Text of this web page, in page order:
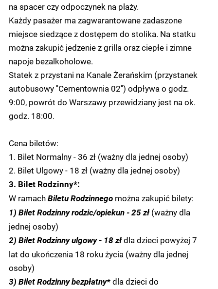
na spacer czy odpoczynek na plaży.
Każdy pasażer ma zagwarantowane zadaszone
miejsce siedzące z dostępem do stolika. Na statku
można zakupić jedzenie z grilla oraz ciepłe i zimne
napoje bezalkoholowe.
Statek z przystani na Kanale Żerańskim (przystanek
autobusowy ''Cementownia 02'') odpływa o godz.
9:00, powrót do Warszawy przewidziany jest na ok.
godz. 18:00.
Cena biletów:
1. Bilet Normalny - 36 zł (ważny dla jednej osoby)
2. Bilet Ulgowy - 18 zł (ważny dla jednej osoby)
3. Bilet Rodzinny*:
W ramachBiletu Rodzinnego można zakupić bilety:
1) Bilet Rodzinny rodzic/opiekun - 25 zł(ważny dla
jednej osoby)
2) Bilet Rodzinny ulgowy - 18 złdla dzieci powyżej 7
lat do ukończenia 18 roku życia (ważny dla jednej
osoby)
3) Bilet Rodzinny bezpłatny*dla dzieci do